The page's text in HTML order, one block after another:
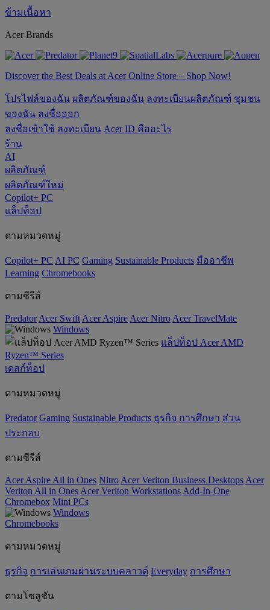
ข้ามเนื้อหา
Acer Brands
Discover the Best Deals at Acer Online Store – Shop Now!
โปรไฟล์ของฉัน ผลิตภัณฑ์ของฉัน ลงทะเบียนผลิตภัณฑ์ ชุมชน
ของฉัน ลงชื่อออก
ลงชื่อเข้าใช้ ลงทะเบียน Acer ID คืออะไร
ร้าน
AI
ผลิตภัณฑ์
ผลิตภัณฑ์ใหม่
Copilot+ PC
แล็ปท็อป
ตามหมวดหมู่
Copilot+ PC AI PC Gaming ‌Sustainable Products มืออาชีพ
‌Learning Chromebooks
ตามซีรีส์
Predator Acer Swift Acer Aspire Acer Nitro Acer TravelMate
Windows
แล็ปท็อป Acer AMD
Ryzen™ Series
เดสก์ท็อป
ตามหมวดหมู่
Predator Gaming ‌Sustainable Products ธุรกิจ การศึกษา ส่วน
ประกอบ
ตามซีรีส์
Acer Aspire All in Ones Nitro Acer Veriton Business Desktops Acer
Veriton All in Ones Acer Veriton Workstations Add-In-One
Chromebox Mini PCs
Windows
Chromebooks
ตามหมวดหมู่
ธุรกิจ การเล่นเกมผ่านระบบคลาวด์ Everyday การศึกษา
ตามโซลูชัน